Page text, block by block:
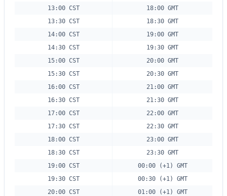
13:00 CST
18:00 GMT
13:30 CST
18:30 GMT
14:00 CST
19:00 GMT
14:30 CST
19:30 GMT
15:00 CST
20:00 GMT
15:30 CST
20:30 GMT
16:00 CST
21:00 GMT
16:30 CST
21:30 GMT
17:00 CST
22:00 GMT
17:30 CST
22:30 GMT
18:00 CST
23:00 GMT
18:30 CST
23:30 GMT
19:00 CST
00:00 (+1) GMT
19:30 CST
00:30 (+1) GMT
20:00 CST
01:00 (+1) GMT